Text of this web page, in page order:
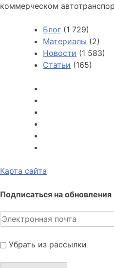
коммерческом
Блог (1 729)
Материалы (2)
Новости (1 583)
Статьи (165)
Карта сайта
Подписаться на обновления
Убрать из рассылки